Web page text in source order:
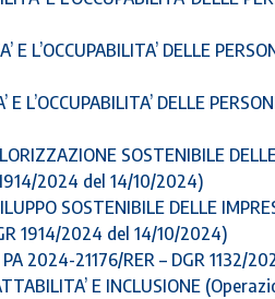
E L’OCCUPABILITA’ DELLE
L’OCCUPABILITA’ DELLE
SOSTENIBILE
2024 del 14/10/2024)
SOSTENIBILE DELLE
1914/2024 del 14/10/2024)
PA 2024-21176/RER – DGR 1132/
E INCLUSIONE